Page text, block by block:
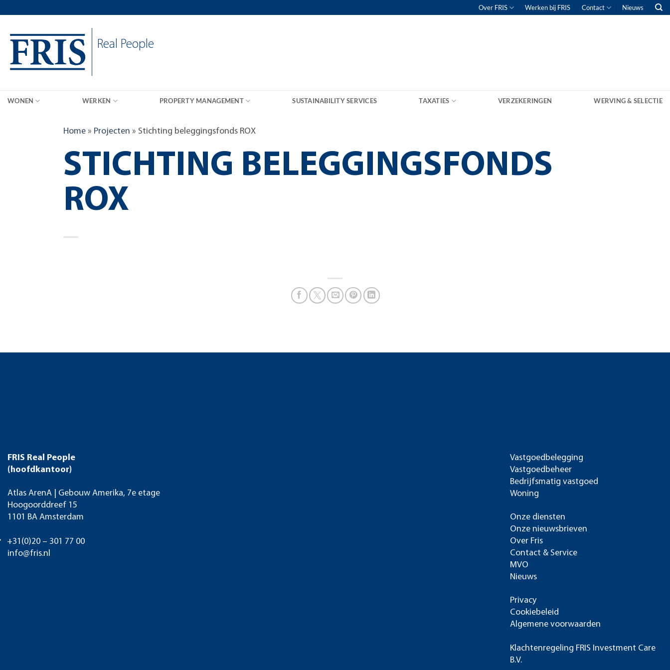
Over FRIS Werken bij FRIS Contact Nieuws
Real People
WONEN WERKEN PROPERTY MANAGEMENT SUSTAINABILITY SERVICES TAXATIES VERZEKERINGEN WERVING & SELECTIE
Home » Projecten » Stichting beleggingsfonds ROX
STICHTING BELEGGINGSFONDS
ROX
FRIS Real People
(hoofdkantoor)
Atlas ArenA | Gebouw Amerika, 7e etage
Hoogoorddreef 15
1101 BA Amsterdam
+31(0)20 – 301 77 00
info@fris.nl
Vastgoedbelegging
Vastgoedbeheer
Bedrijfsmatig vastgoed
Woning
Onze diensten
Onze nieuwsbrieven
Over Fris
Contact & Service
MVO
Nieuws
Privacy
Cookiebeleid
Algemene voorwaarden
Klachtenregeling FRIS Investment Care
B.V.